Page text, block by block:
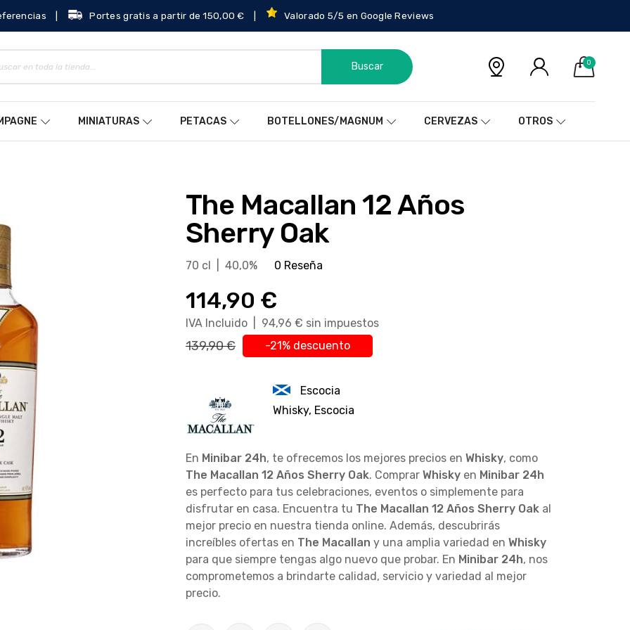
Portes gratis a partir de 150,00 € Valorado 5/5 en Google Reviews
0
Buscar
MINIATURAS PETACAS BOTELLONES/MAGNUM CERVEZAS OTROS
The Macallan 12 Años
Sherry Oak
70 cl | 40,0% 0 Reseña
114,90 €
IVA Incluido | 94,96 € sin impuestos
139,90 € -21% descuento
Escocia
Whisky, Escocia
En Minibar 24h, te ofrecemos los mejores precios en Whisky, como
The Macallan 12 Años Sherry Oak. Comprar Whiskyen Minibar 24h
es perfecto para tus celebraciones, eventos o simplemente para
disfrutar en casa. Encuentra tu The Macallan 12 Años Sherry Oak al
mejor precio en nuestra tienda online. Además, descubrirás
increíbles ofertas en The Macallan y una amplia variedad en Whisky
para que siempre tengas algo nuevo que probar. En Minibar 24h, nos
comprometemos a brindarte calidad, servicio y variedad al mejor
precio.